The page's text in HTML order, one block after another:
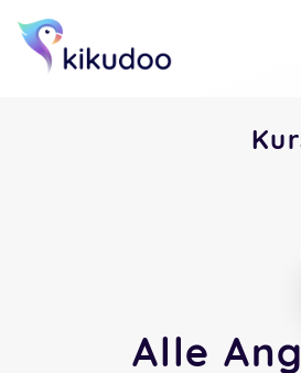
Alle